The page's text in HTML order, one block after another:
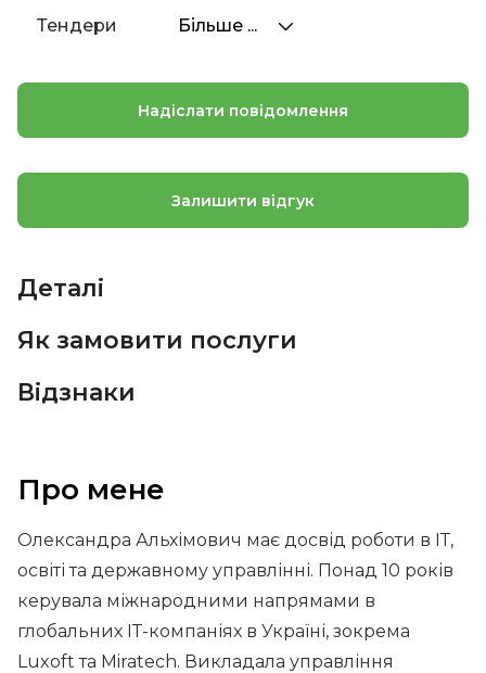
Тендери Більше ...
Про мене
Олександра Альхімович має досвід роботи в ІТ,
освіті та державному управлінні. Понад 10 років
керувала міжнародними напрямами в
глобальних ІТ-компаніях в Україні, зокрема
Luxoft та Miratech. Викладала управління
Надіслати повідомлення
Залишити відгук
Деталі
Як замовити послуги
Відзнаки